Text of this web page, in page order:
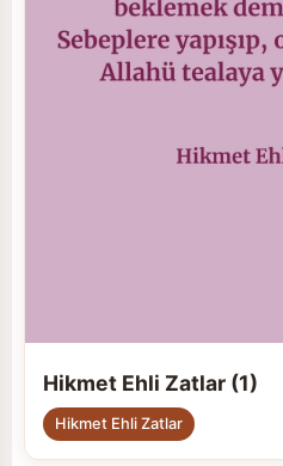
Hikmet Ehli Zatlar (1)
Hikmet Ehli Zatlar